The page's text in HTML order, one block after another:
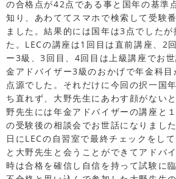
の合格点が42点である事と国年の基準
知り、あわててスマホで検索して受験
ました。結果的には国年は3点でした
た。LECの講座は1回目は直前講座、2
ー3級、3回目、4回目は上級講座でお
金アドバイザー3級のおかげで年金科
点源でした。それだけに今回の択一国
ち直れず、大野先生にあわす顔がない
野先生には年金アドバイザーの講座と
の受験後の相談会でお世話になりまし
日にLECの自習室で最終チェックをし
と大野先生と会うことができてアドバ
時は合格を確信し自信を持って試験に